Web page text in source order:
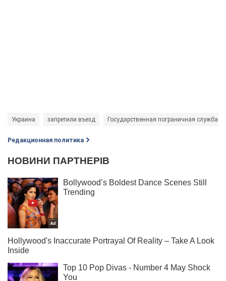
Украина запретили въезд Государственная пограничная служба
Редакционная политика